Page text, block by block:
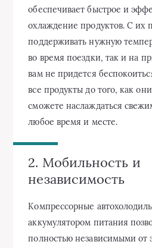
обеспечивает быстрое и
охлаждение продуктов. С
поддерживать нужную
во время поездки, так и на
вам не придется
все продукты до того, как
сможете наслаждаться
любое время и месте.
2. Мобильность и
независимость
Компрессорные
аккумулятором питания
полностью независимыми от